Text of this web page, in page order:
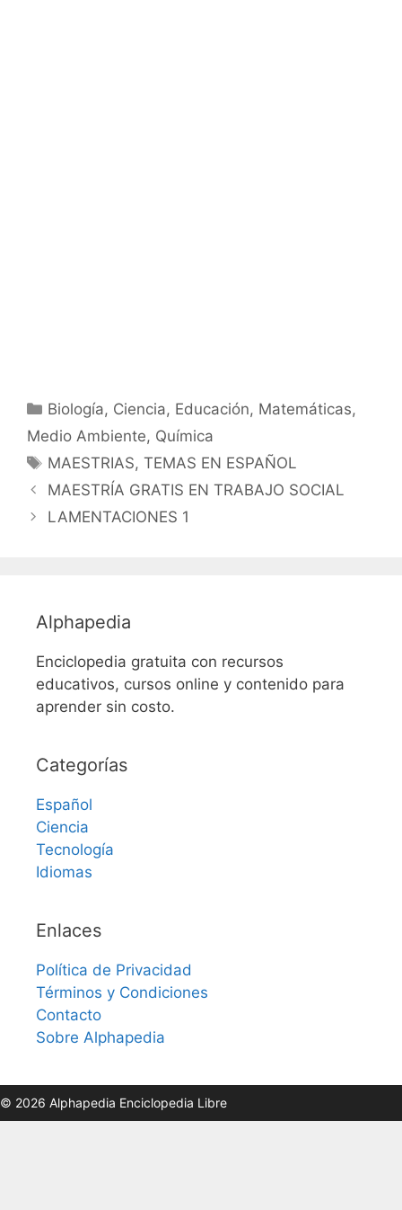
Categorías
Biología, Ciencia, Educación, Matemáticas,
Medio Ambiente, Química
Etiquetas
MAESTRIAS,TEMAS EN ESPAÑOL
MAESTRÍA GRATIS EN TRABAJO SOCIAL
LAMENTACIONES 1
Alphapedia
Enciclopedia gratuita con recursos
educativos, cursos online y contenido para
aprender sin costo.
Categorías
Español
Ciencia
Tecnología
Idiomas
Enlaces
Política de Privacidad
Términos y Condiciones
Contacto
Sobre Alphapedia